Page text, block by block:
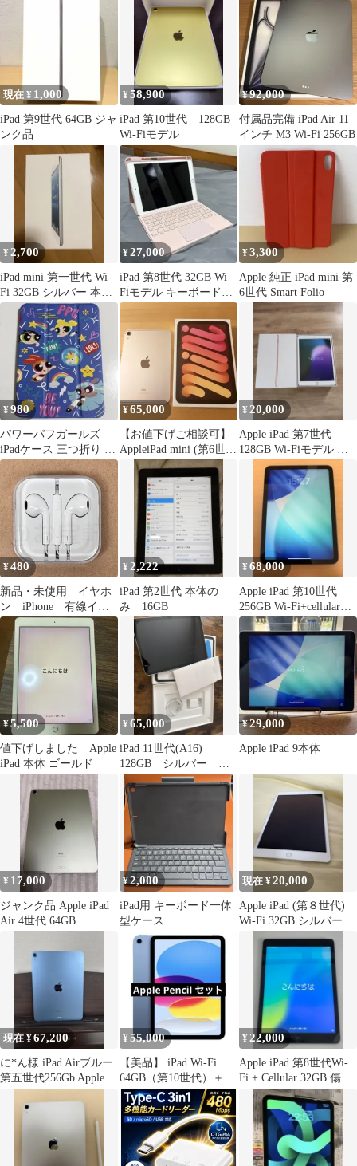
現在 ¥ 1,000
iPad 第9世代 64GB ジャ
ンク品
¥58,900
iPad 第10世代 128GB
Wi-Fiモデル
¥92,000
付属品完備 iPad Air 11
インチ M3 Wi-Fi 256GB
¥ 2,700
iPad mini 第一世代 Wi-
Fi 32GB シルバー 本体
のみ
¥27,000
iPad 第8世代 32GB Wi-
Fiモデル キーボードケ
ース付き
¥3,300
Apple 純正 iPad mini 第
6世代 Smart Folio
¥980
パワーパフガールズ
iPadケース 三つ折り ス
タンド機能
¥65,000
【お値下げご相談可】
AppleiPad mini (第6世
代) ￼256GB
¥ 20,000
Apple iPad 第7世代
128GB Wi-Fiモデル 本
¥480
新品・未使用 イヤホ
ン iPhone 有線イヤ
ホン 重低音 クリア
通話 Bluetooth 不要
3.5mm マイク付き
軽量 イヤフォン 通
話可能 音量調整
iPhone/ iPad/ Android 対
応 メンズ レディース
（純正品質）
¥ 2,222
iPad 第2世代 本体の
み 16GB
¥68,000
Apple iPad 第10世代
256GB Wi-Fi+cellularモ
デル
¥5,500
値下げしました Apple
iPad 本体 ゴールド
¥65,000
iPad 11世代(A16)
128GB シルバー バ
ッテリー100%
¥29,000
Apple iPad 9本体
¥ 17,000
ジャンク品 Apple iPad
Air 4世代 64GB
¥2,000
iPad用 キーボード一体
型ケース
現在 ¥20,000
Apple iPad (第８世代)
Wi-Fi 32GB シルバー
現在 ¥67,200
に*ん様 iPad Airブルー
第五世代256Gb Apple
¥ 55,000
【美品】 iPad Wi-Fi
64GB（第10世代）＋
Apple Pencil
¥22,000
Apple iPad 第8世代Wi-
Fi + Cellular 32GB 傷な